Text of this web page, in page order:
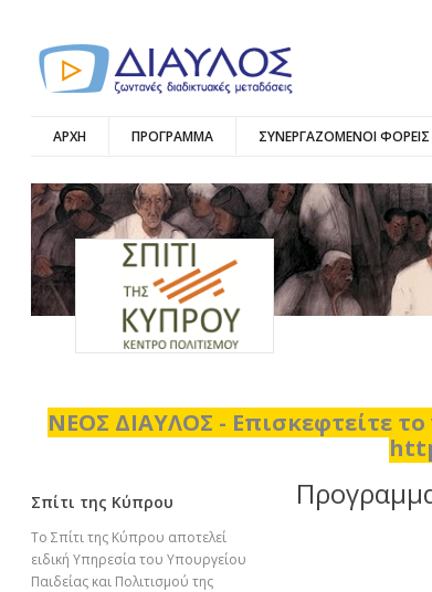
ΑΡΧΗ ΠΡΟΓΡΑΜΜΑ ΣΥΝΕΡΓΑΖΟΜΕΝΟΙ ΦΟΡΕΙΣ
ΝΕΟΣ ΔΙΑΥΛΟΣ - Επισκεφτείτε
Σπίτι της Κύπρου
Το Σπίτι της Κύπρου αποτελεί
ειδική Υπηρεσία του Υπουργείου
Παιδείας και Πολιτισμού της